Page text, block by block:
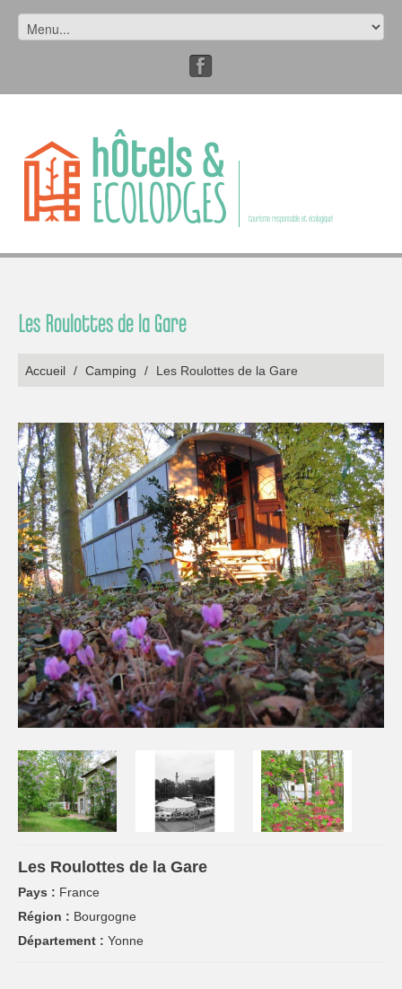
tourisme responsable et écologique!
Les Roulottes de la Gare
Accueil / Camping / Les Roulottes de la Gare
Les Roulottes de la Gare
Pays : France
Région : Bourgogne
Département : Yonne